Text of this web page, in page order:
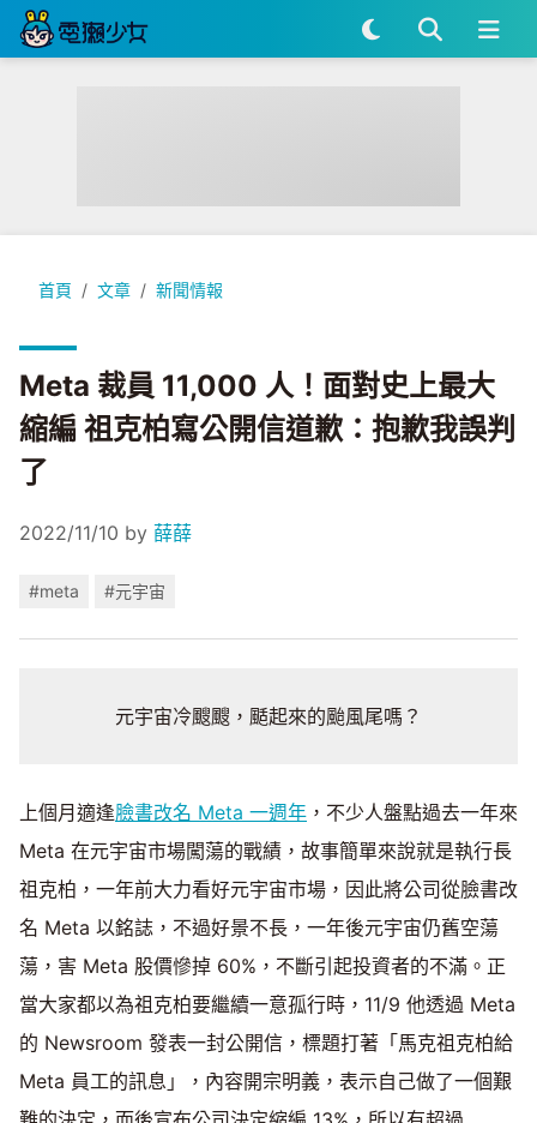
首頁 文章 新聞情報
Meta 裁員 11,000 人！面對史上最大縮編 祖克柏寫公開信道歉
Meta 裁員 11,000 人！面對史上最大
縮編 祖克柏寫公開信道歉：抱歉我誤判
了
2022/11/10 by 薛薛
#meta #元宇宙
元宇宙冷颼颼，颳起來的颱風尾嗎？
上個月適逢臉書改名 Meta 一週年 ，不少人盤點過去一年來
Meta 在元宇宙市場闖蕩的戰績，故事簡單來說就是執行長
祖克柏，一年前大力看好元宇宙市場，因此將公司從臉書改
名 Meta 以銘誌，不過好景不長，一年後元宇宙仍舊空蕩
蕩，害 Meta 股價慘掉 60%，不斷引起投資者的不滿。正
當大家都以為祖克柏要繼續一意孤行時，11/9 他透過 Meta
的 Newsroom 發表一封公開信，標題打著「馬克祖克柏給
Meta 員工的訊息」，內容開宗明義，表示自己做了一個艱